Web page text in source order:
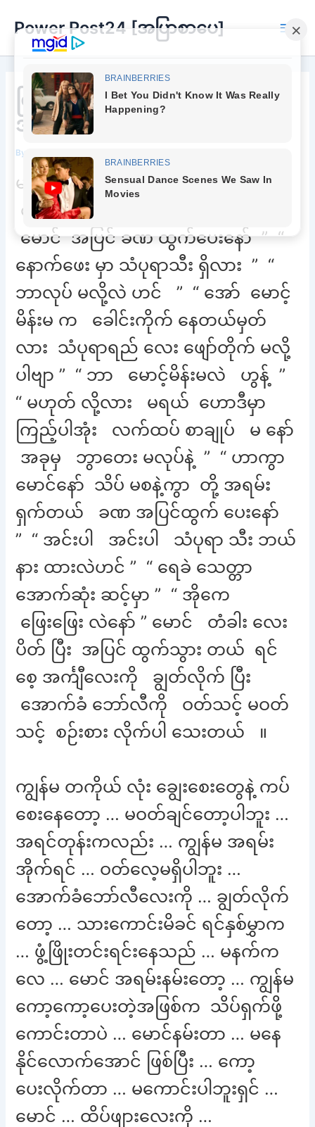
content
Power Post24 [အပြာစာပေ]
Main
ငြိမ့်ကနဲ သိမ့်ကနဲ နဲ့ ထူးကဲတဲ့
အရသာလေးပါလား မရယ်
By
မ အဝတ် တွေ လဲလိုက် ပါလားဟင်
ခေါင်းကိုက် နေတယ်ဆို ” “ အင်း
မောင် အပြင် ခဏ ထွက်ပေးနော် ” “
နောက်ဖေး မှာ သံပုရာသီး ရှိလား ” “
ဘာလုပ် မလို့လဲ ဟင် ” “ အော် မောင့်
မိန်းမ က ခေါင်းကိုက် နေတယ်မှတ်
လား သံပုရာရည် လေး ဖျော်တိုက် မလို့
ပါဗျာ ” “ ဘာ မောင့်မိန်းမလဲ ဟွန့် ”
“ မဟုတ် လို့လား မရယ် ဟောဒီမှာ
ကြည့်ပါအုံး လက်ထပ် စာချုပ် မ နော်
အခုမှ ဘွာတေး မလုပ်နဲ့ ” “ ဟာကွာ
မောင်နော် သိပ် မစနဲ့ကွာ တို့ အရမ်း
ရှက်တယ် ခဏ အပြင်ထွက် ပေးနော်
” “ အင်းပါ အင်းပါ သံပုရာ သီး ဘယ်
နား ထားလဲဟင် ” “ ရေခဲ သေတ္တာ
အောက်ဆုံး ဆင့်မှာ ” “ အိုကေ
ဖြေးဖြေး လဲနော် ” မောင် တံခါး လေး
ပိတ် ပြီး အပြင် ထွက်သွား တယ် ရင်
စေ့ အင်္ကျီလေးကို ချွတ်လိုက် ပြီး
အောက်ခံ ဘော်လီကို ဝတ်သင့် မဝတ်
သင့် စဉ်းစား လိုက်ပါ သေးတယ် ။
ကျွန်မ တကိုယ် လုံး ချွေးစေးတွေနဲ့ ကပ်
စေးနေတော့ … မဝတ်ချင်တော့ပါဘူး …
အရင်တုန်းကလည်း … ကျွန်မ အရမ်း
အိုက်ရင် … ဝတ်လေ့မရှိပါဘူး …
အောက်ခံဘော်လီလေးကို … ချွတ်လိုက်
တော့ … သားကောင်းမိခင် ရင်နှစ်မွှာက
… ဖွံ့ဖြိုးတင်းရင်းနေသည် … မနက်က
လေ … မောင် အရမ်းနမ်းတော့ … ကျွန်မ
ကော့ကော့ပေးတဲ့အဖြစ်က သိပ်ရှက်ဖို့
ကောင်းတာပဲ … မောင်နမ်းတာ … မနေ
နိုင်လောက်အောင် ဖြစ်ပြီး … ကော့
ပေးလိုက်တာ … မကောင်းပါဘူးရှင် …
မောင် … ထိပ်ဖျားလေးကို …